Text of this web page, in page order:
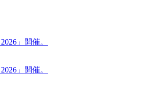
」開催。
」開催。